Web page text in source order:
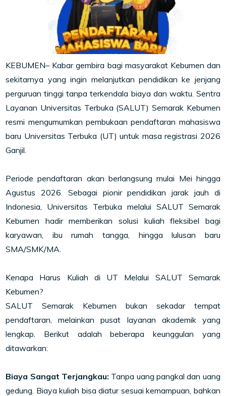
KEBUMEN– Kabar gembira bagi masyarakat Kebumen dan
sekitarnya yang ingin melanjutkan pendidikan ke jenjang
perguruan tinggi tanpa terkendala biaya dan waktu. Sentra
Layanan Universitas Terbuka (SALUT) Semarak Kebumen
resmi mengumumkan pembukaan pendaftaran mahasiswa
baru Universitas Terbuka (UT) untuk masa registrasi 2026
Ganjil.
Periode pendaftaran akan berlangsung mulai Mei hingga
Agustus 2026. Sebagai pionir pendidikan jarak jauh di
Indonesia, Universitas Terbuka melalui SALUT Semarak
Kebumen hadir memberikan solusi kuliah fleksibel bagi
karyawan, ibu rumah tangga, hingga lulusan baru
SMA/SMK/MA.
Kenapa Harus Kuliah di UT Melalui SALUT Semarak
Kebumen?
SALUT Semarak Kebumen bukan sekadar tempat
pendaftaran, melainkan pusat layanan akademik yang
lengkap. Berikut adalah beberapa keunggulan yang
ditawarkan:
Biaya Sangat Terjangkau: Tanpa uang pangkal dan uang
gedung. Biaya kuliah bisa diatur sesuai kemampuan, bahkan